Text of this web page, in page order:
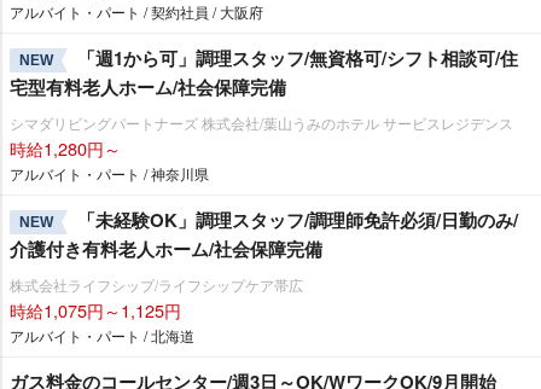
アルバイト・パート / 契約社員 / 大阪府
NEW
「週1から可」調理スタッフ/無資格可/シフト相談可/住
宅型有料老人ホーム/社会保障完備
シマダリビングパートナーズ 株式会社/葉山うみのホテル サービスレジデンス
時給1,280円～
アルバイト・パート / 神奈川県
NEW
「未経験OK」調理スタッフ/調理師免許必須/日勤のみ/
介護付き有料老人ホーム/社会保障完備
株式会社ライフシップ/ライフシップケア帯広
時給1,075円～1,125円
アルバイト・パート / 北海道
ガス料金のコールセンター/週3日～OK/WワークOK/9月開始